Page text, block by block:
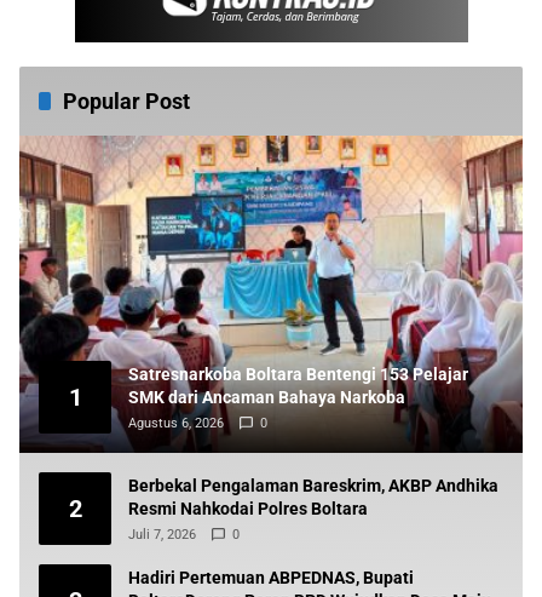
Popular Post
1
Satresnarkoba Boltara Bentengi 153 Pelajar
SMK dari Ancaman Bahaya Narkoba
Agustus 6, 2026 0
2
Berbekal Pengalaman Bareskrim, AKBP Andhika
Resmi Nahkodai Polres Boltara
Juli 7, 2026 0
Hadiri Pertemuan ABPEDNAS, Bupati